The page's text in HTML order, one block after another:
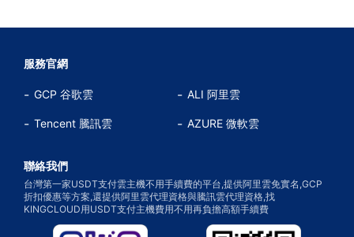
服務官網
GCP 谷歌雲 ALI 阿里雲
Tencent 騰訊雲 AZURE 微軟雲
聯絡我們
台灣第一家USDT支付雲主機不用手續費的平台,提供阿里雲免實名,GCP
折扣優惠等方案,還提供阿里雲代理資格與騰訊雲代理資格,找
KINGCLOUD用USDT支付主機費用不用再負擔高額手續費